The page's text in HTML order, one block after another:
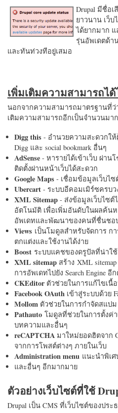
Drupal มีชื่อ
ยาวนาน เว็บ
ได้ยากมาก
รุ่นอัพเดตด้า
และทันท่วงทีอยู่เสมอ
เพิ่มเติมความสามารถไ
นอกจากความสามารถมาตรฐานที่ว่
เติมความสามารถอีกเป็นจำนวนม
Digg this - อำนวยความสะดวกให้
Digg และ social bookmark อื่นๆ
AdSense - หารายได้เข้าเว็บ ผ่าน
ติดตั้งผ่านหน้าเว็บได้สะดวก
Google Maps - เชื่อมข้อมูลเว็บไซ
Ubercart - ระบบอีคอมเมิร์ซครบว
XML Sitemap - ส่งข้อมูลเว็บไซต์ไ
อัตโนมัติ เพื่อเพิ่มอันดับในผลค้น
อัพเดทและพัฒนาของคนที่ชื่นชอ
Views เป็นโมดูลสำหรับจัดการ ก
ตกแต่งและใช้งานได้ง่าย
Boost ระบบแคชของดรูปัลที่น่าใ
XML sitemap สร้าง XML
การอัพเดทไปยัง Search Engine อี
CKEditorตัวช่วยในการแก้ไขเนื้
Facebook OAuth เข้าสู่ระบบด้วย
Mollom ตัวช่วยในการกำจัดสแปม
Pathauto โมดูลที่ช่วยในการตั้งค่
บทความและอื่นๆ
reCAPTCHA มาใหม่ยอดฮิตจาก
จากการโพสต์ต่างๆ ภายในเว็บ
Administration menu แนะนำพิเ
และอื่นๆ อีกมากมาย
ตัวอย่างเว็บไซต์ที่ใช้
Drupal เป็น CMS ที่เว็บไซต์ของประ